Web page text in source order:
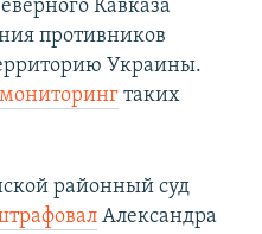
Кавказа
противников
Украины.
таких
районный суд
Александра